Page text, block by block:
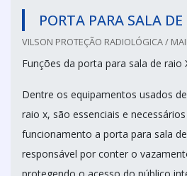
PORTA PARA SALA
VILSON PROTEÇÃO RADIOLÓGICA /
Funções da porta para sala de raio
Dentre os equipamentos usados
raio x, são essenciais e
funcionamento a porta para sala de
responsável por conter o
protegendo o acesso do público